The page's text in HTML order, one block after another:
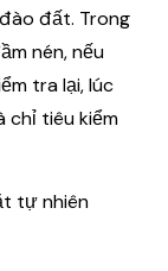
đất. Trong
nén, nếu
tra lại, lúc
chỉ tiêu kiểm
tự nhiên